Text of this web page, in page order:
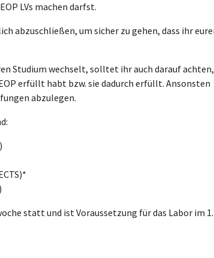
LVs machen darfst.
abzuschließen, um sicher zu gehen, dass ihr
Studium wechselt, solltet ihr auch darauf achten,
erfüllt habt bzw. sie dadurch erfüllt. Ansonsten
abzulegen.
statt und ist Voraussetzung für das Labor im 1.